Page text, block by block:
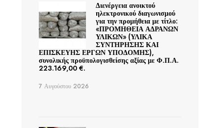
Διενέργεια ανοικτού
ηλεκτρονικού διαγωνισμού
για την προμήθεια με τίτλο:
«ΠΡΟΜΗΘΕΙΑ ΑΔΡΑΝΩΝ
ΥΛΙΚΩΝ» (ΥΛΙΚΑ
ΣΥΝΤΗΡΗΣΗΣ ΚΑΙ
ΕΠΙΣΚΕΥΗΣ ΕΡΓΩΝ ΥΠΟΔΟΜΗΣ),
συνολικής προϋπολογισθείσης αξίας με Φ.Π.Α.
223.169,00 €.
7 Αυγούστου 2026